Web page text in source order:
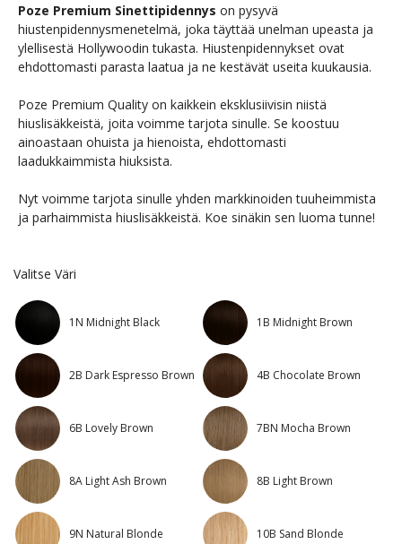
Poze Premium Sinettipidennys on pysyvä
hiustenpidennysmenetelmä, joka täyttää unelman upeasta ja
ylellisestä Hollywoodin tukasta. Hiustenpidennykset ovat
ehdottomasti parasta laatua ja ne kestävät useita kuukausia.
Poze Premium Quality on kaikkein eksklusiivisin niistä
hiuslisäkkeistä, joita voimme tarjota sinulle. Se koostuu
ainoastaan ohuista ja hienoista, ehdottomasti
laadukkaimmista hiuksista.
Nyt voimme tarjota sinulle yhden markkinoiden tuuheimmista
ja parhaimmista hiuslisäkkeistä. Koe sinäkin sen luoma tunne!
Valitse Väri
1N Midnight Black 1B Midnight Brown
2B Dark Espresso Brown 4B Chocolate Brown
6B Lovely Brown 7BN Mocha Brown
8A Light Ash Brown 8B Light Brown
9N Natural Blonde 10B Sand Blonde